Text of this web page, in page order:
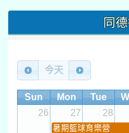
同
今天
Sun Mon Tue
26
27 28
暑期籃球育樂營